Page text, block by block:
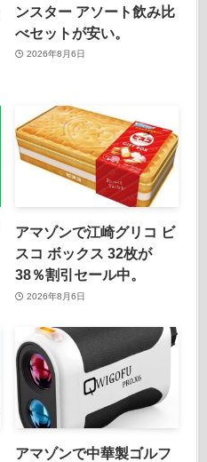
ンスター アソート飲み比
べセットが安い。
2026年8月6日
アマゾンで江崎グリコ ビ
スコ ボックス 32枚が
38％割引セール中。
2026年8月6日
アマゾンで中華製ゴルフ